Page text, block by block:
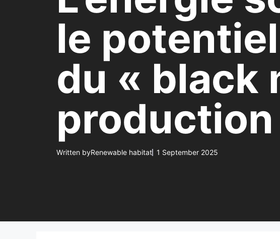
le
du « black
Written byRenewable habitat 1 September 2025